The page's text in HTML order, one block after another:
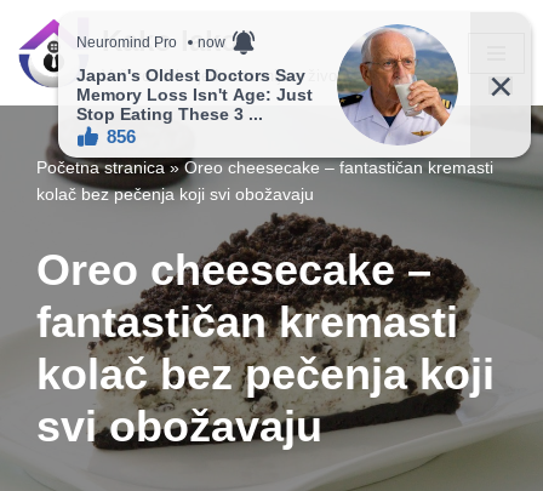
Skip
content
Kako lako?
Vaš vodič ka jednostavnijem životu!
Početna stranica »Oreo cheesecake – fantastičan kremasti
kolač bez pečenja koji svi obožavaju
Oreo cheesecake –
fantastičan kremasti
kolač bez pečenja koji
svi obožavaju